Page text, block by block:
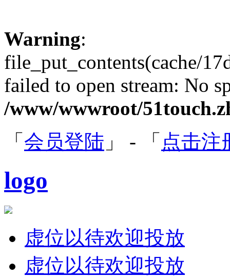
Warning:
file_put_contents(cache/
failed to open stream: No
/www/wwwroot/
「 会员登陆 」 - 「 点击注
logo
虚位以待欢迎投放
虚位以待欢迎投放